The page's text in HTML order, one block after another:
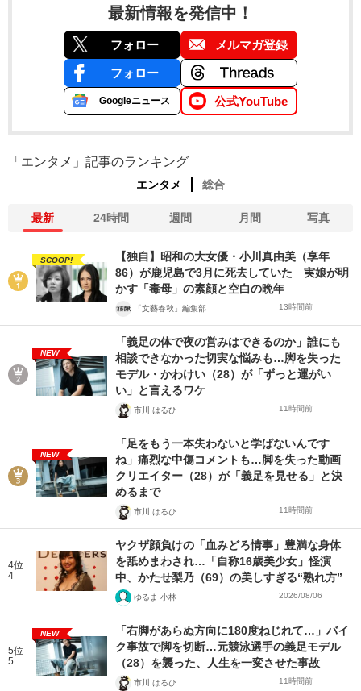
最新情報を発信中！
フォロー メルマガ登録
フォロー
Googleニュース 公式YouTube
「エンタメ」記事のランキング
エンタメ 総合
最新 24時間 週間 月間 写真
SCOOP!
【独自】昭和の大女優・小川真由美（享年
86）が鹿児島で3月に死去していた 実娘が明
かす「毒母」の素顔と空白の晩年
「文藝春秋」編集部 13時間前
NEW
「義足の体で夜の営みはできるのか」誰にも
相談できなかった切実な悩みも…脚を失った
モデル・かわけい（28）が「ずっと運がい
い」と言えるワケ
市川 はるひ 11時間前
NEW
「足をもう一本失わないと学ばないんです
ね」痛烈な中傷コメントも…脚を失った動画
クリエイター（28）が「義足を見せる」と決
めるまで
市川 はるひ 11時間前
4位
4
ヤクザ顔負けの「血みどろ情事」豊満な身体
を舐めまわされ…「自称16歳美少女」怪演
中、かたせ梨乃（69）の美しすぎる“熟れ方”
ゆるま 小林 2026/08/06
5位
5
NEW
「右脚があらぬ方向に180度ねじれて…」バイ
ク事故で脚を切断…元競泳選手の義足モデル
（28）を襲った、人生を一変させた事故
市川 はるひ 11時間前